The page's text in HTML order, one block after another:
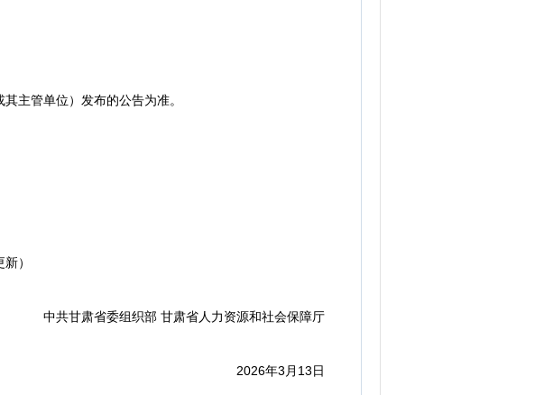
主管单位）发布的公告为准。
）
中共甘肃省委组织部 甘肃省人力资源和社会保障厅
2026年3月13日